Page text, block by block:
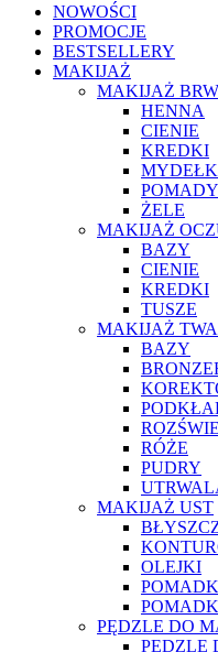
NOWOŚCI
PROMOCJE
BESTSELLERY
MAKIJAŻ
MAKIJAŻ
HENNA
CIENIE
KREDKI
POMADY
ŻELE
MAKIJAŻ
BAZY
CIENIE
KREDKI
TUSZE
MAKIJAŻ
BAZY
RÓŻE
PUDRY
MAKIJAŻ UST
OLEJKI
PĘDZLE DO
PĘDZLE